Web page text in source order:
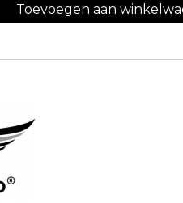
Toevoegen aan